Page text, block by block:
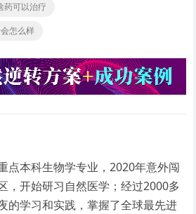
药可以治疗
怎么样
点本科生物学专业，2020年意外闯
，开始研习自然医学；经过2000多
的学习和实践，掌握了全球最先进